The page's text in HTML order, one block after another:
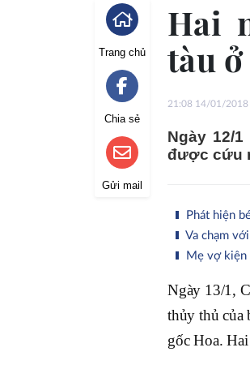
Trang chủ
Chia sẻ
Gửi mail
Hai
tàu
21:08 14/01/2018
Ngày 12/
được cứu
Phát hiện
Va chạm
Mẹ vợ kiện
Ngày 13/1,
thủy thủ của
gốc Hoa.